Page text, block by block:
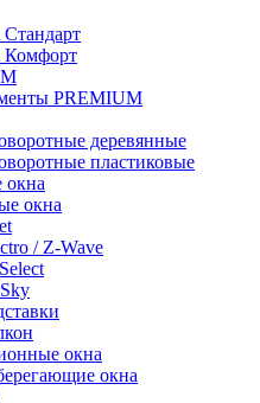
PREMIUM
деревянные
пластиковые
окна
окна
/ Z-Wave
окна
окна